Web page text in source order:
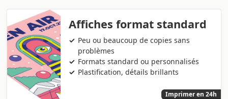
Affiches format standard
Peu ou beaucoup de copies sans
problèmes
Formats standard ou personnalisés
Plastification, détails brillants
Imprimer en 24h